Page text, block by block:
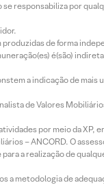
responsabiliza por
de forma
é(são)
a indicação de mais
de Valores
por meio da XP,
– ANCORD. O
a realização de
a metodologia de